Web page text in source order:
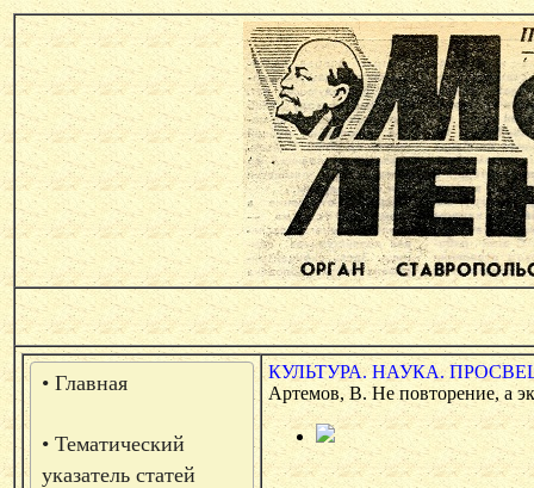
• Главная
• Тематический
указатель статей
КУЛЬТУРА. НАУКА.
Артемов, В. Не повторение, а